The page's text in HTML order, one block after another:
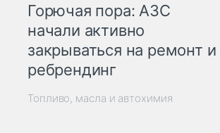
Горючая пора: АЗС
начали активно
закрываться на ремонт и
ребрендинг
Топливо, масла и автохимия